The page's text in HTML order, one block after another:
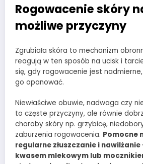
Rogowacenie skóry
możliwe przyczyny
Zgrubiała skóra to mechanizm
reagują w ten sposób na ucisk i
się, gdy rogowacenie jest
go opanować.
Niewłaściwe obuwie, nadwaga czy
to częste przyczyny, ale równie
choroby skóry np. grzybicę,
zaburzenia rogowacenia. Pomocne
regularne złuszczanie i
kwasem mlekowym lub